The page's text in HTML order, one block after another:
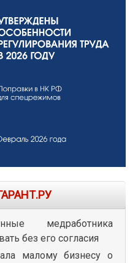
медработника
без его согласия
малому бизнесу о